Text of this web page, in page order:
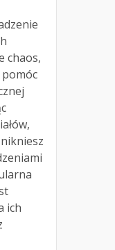
chaos,
ich